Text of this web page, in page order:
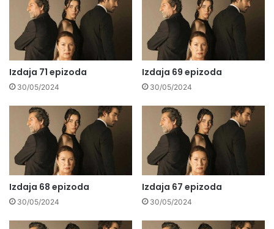
Izdaja 71 epizoda
30/05/2024
Izdaja 69 epizoda
30/05/2024
Izdaja 68 epizoda
30/05/2024
Izdaja 67 epizoda
30/05/2024